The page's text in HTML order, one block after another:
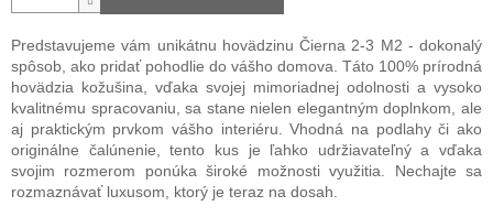
Predstavujeme vám unikátnu hovädzinu Čierna 2-3 M2 - dokonalý
spôsob, ako pridať pohodlie do vášho domova. Táto 100% prírodná
hovädzia kožušina, vďaka svojej mimoriadnej odolnosti a vysoko
kvalitnému spracovaniu, sa stane nielen elegantným doplnkom, ale
aj praktickým prvkom vášho interiéru. Vhodná na podlahy či ako
originálne čalúnenie, tento kus je ľahko udržiavateľný a vďaka
svojim rozmerom ponúka široké možnosti využitia. Nechajte sa
rozmaznávať luxusom, ktorý je teraz na dosah.